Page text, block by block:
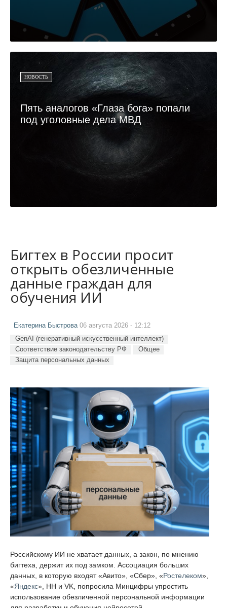
НОВОСТЬ
Пять аналогов «Глаза бога» попали
под уголовные дела МВД
Бигтех в России просит
открыть обезличенные
данные граждан для
обучения ИИ
Екатерина Быстрова 06 августа 2026 - 12:12
GenAI (генеративный искусственный интеллект)
Соответствие законодательству РФ
Общее
Защита персональных данных
Российскому ИИ не хватает данных, а закон, по мнению
бигтеха, держит их под замком. Ассоциация больших
данных, в которую входят «Авито», «Сбер», «Ростелеком»,
«Яндекс», HH и VK, попросила Минцифры упростить
использование обезличенной персональной информации